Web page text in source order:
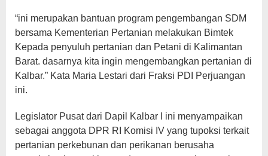
“ini merupakan bantuan program pengembangan SDM
bersama Kementerian Pertanian melakukan Bimtek
Kepada penyuluh pertanian dan Petani di Kalimantan
Barat. dasarnya kita ingin mengembangkan pertanian di
Kalbar.” Kata Maria Lestari dari Fraksi PDI Perjuangan
ini.
Legislator Pusat dari Dapil Kalbar I ini menyampaikan
sebagai anggota DPR RI Komisi IV yang tupoksi terkait
pertanian perkebunan dan perikanan berusaha